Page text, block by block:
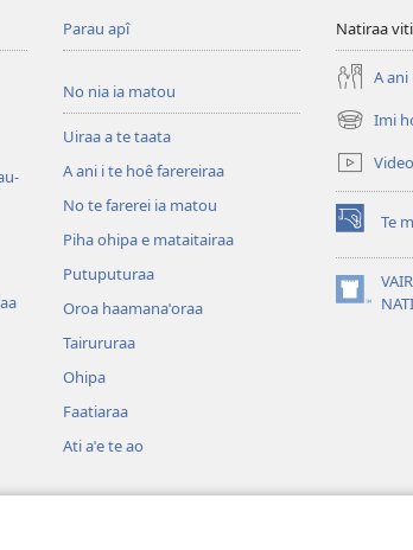
Parau apî
No nia ia matou
Uiraa a te taata
A ani i te hoê farereiraa
No te farerei ia matou
Piha ohipa e mataitairaa
Putuputuraa
Oroa haamanaˈoraa
Tairururaa
Ohipa
Faatiaraa
Ati aˈe te ao
Natiraa
A
Imi
(opens
new
window)
Video
Te
(opens
new
window)
(opens